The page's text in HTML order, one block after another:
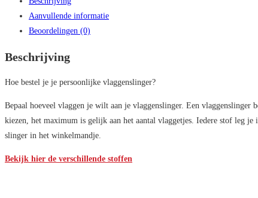
Aanvullende informatie
Beoordelingen (0)
Beschrijving
Hoe bestel je je persoonlijke vlaggenslinger?
Bepaal hoeveel vlaggen je wilt aan je vlaggenslinger. Een
kiezen, het maximum is gelijk aan het aantal vlaggetjes. Iedere stof leg
slinger in het winkelmandje.
Bekijk hier de verschillende stoffen